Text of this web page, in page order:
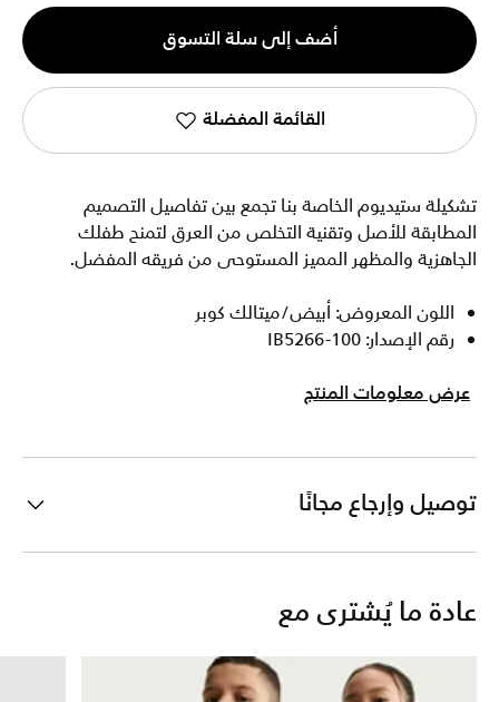
الكمية
1
أضف إلى سلة التسوق
القائمة المفضلة
تشكيلة ستيديوم الخاصة بنا تجمع بين تفاصيل التصميم
المطابقة للأصل وتقنية التخلص من العرق لتمنح طفلك
الجاهزية والمظهر المميز المستوحى من فريقه المفضل.
اللون المعروض: أبيض/ميتالك كوبر
رقم الإصدار: IB5266-100
عرض معلومات المنتج
توصيل وإرجاع مجانًا
عادة ما يُشترى مع